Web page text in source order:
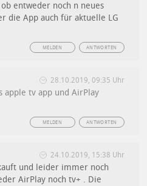
entweder noch n neues
die App auch für aktuelle LG
ANTWORTEN
MELDEN
28.10.2019, 09:35 Uhr
apple tv app und AirPlay
ANTWORTEN
MELDEN
24.10.2019, 15:38 Uhr
und leider immer noch
AirPlay noch tv+ . Die